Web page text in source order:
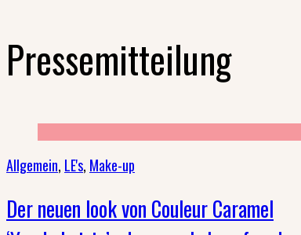
Pressemitteilung
Allgemein, LE's, Make-up
Der neuen look von Couleur Caramel